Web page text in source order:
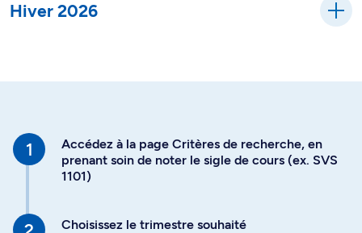
Hiver 2026
Accédez à la page Critères de recherche, en
prenant soin de noter le sigle de cours (ex. SVS
1101)
Choisissez le trimestre souhaité